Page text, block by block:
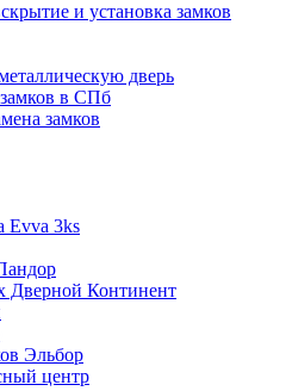
и установка замков
дверь
в СПб
замков
Evva 3ks
Дверной Континент
Эльбор
центр